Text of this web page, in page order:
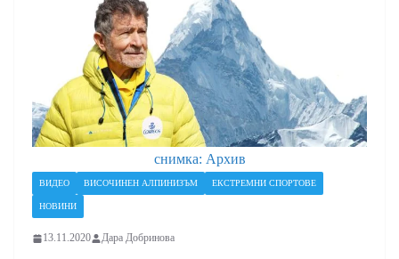
снимка: Архив
ВИДЕО ВИСОЧИНЕН АЛПИНИЗЪМ ЕКСТРЕМНИ СПОРТОВЕ
НОВИНИ
13.11.2020 Дара Добринова